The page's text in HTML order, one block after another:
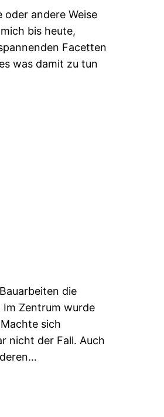
andere Weise
bis heute,
Facetten
was damit zu tun
die
Zentrum wurde
sich
nicht der Fall. Auch